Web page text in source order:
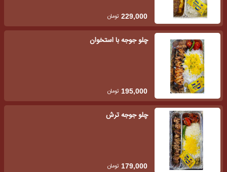
229,000 تومان
چلو جوجه با استخوان
195,000 تومان
چلو جوجه ترش
179,000 تومان